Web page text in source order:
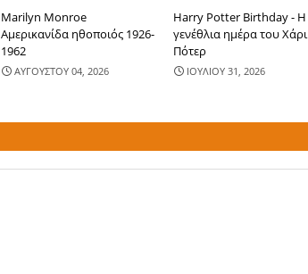
Marilyn Monroe
Αμερικανίδα ηθοποιός 1926-
1962
ΑΥΓΟΥΣΤΟΥ 04, 2026
Harry Potter Birthday - Η
γενέθλια ημέρα του Χάρι
Πότερ
ΙΟΥΛΙΟΥ 31, 2026